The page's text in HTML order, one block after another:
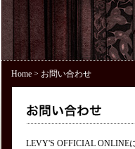
Home> お問い合わせ
LEVY'S OFFICIAL ONLINE